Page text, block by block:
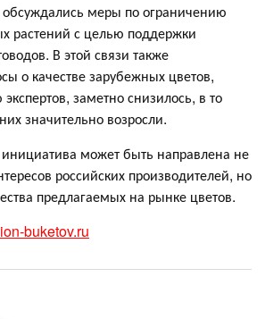
меры по ограничению
растений с целью поддержки
В этой связи также
о качестве зарубежных цветов,
заметно снизилось, в то
значительно возросли.
может быть направлена не
российских производителей, но
предлагаемых на рынке цветов.
buketov.ru